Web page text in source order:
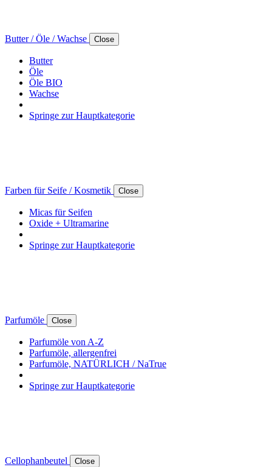
Butter / Öle / Wachse Close
Butter
Öle
Öle BIO
Wachse
Springe zur Hauptkategorie
Farben für Seife / Kosmetik Close
Micas für Seifen
Oxide + Ultramarine
Springe zur Hauptkategorie
Parfumöle Close
Parfumöle von A-Z
Parfumöle, allergenfrei
Parfumöle, NATÜRLICH / NaTrue
Springe zur Hauptkategorie
Cellophanbeutel Close